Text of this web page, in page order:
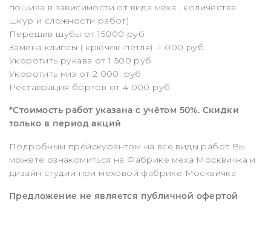
пошива в зависимости от вида меха , количества
шкур и сложности работ)
Перешив шубы от 15000 руб
Замена клипсы ( крючок-петля) -1 000 руб.
Укоротить рукава от 1 500 руб
Укоротить низ от 2 000. руб
Реставрация бортов от 4 000 руб
*Стоимость работ указана с учётом 50%. Скидки
только в период акций
Подробным прейскурантом на все виды работ Вы
можете ознакомиться на Фабрике меха Москвичка и
дизайн студии при меховой фабрике Москвичка
Предложение не является публичной офертой